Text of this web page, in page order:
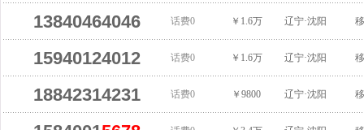
13840464046 话费0 ￥1.6万 辽宁·沈阳
15940124012 话费0 ￥1.6万 辽宁·沈阳
18842314231 话费0 ￥9800 辽宁·沈阳